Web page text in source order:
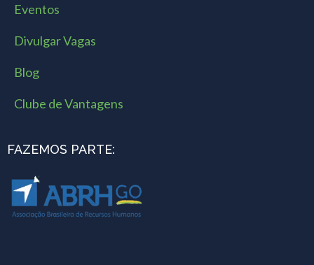
Eventos
Divulgar Vagas
Blog
Clube de Vantagens
FAZEMOS PARTE: